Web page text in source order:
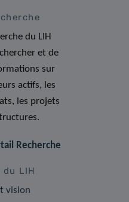
du LIH
et de
sur
actifs, les
les projets
Recherche
LIH
vision